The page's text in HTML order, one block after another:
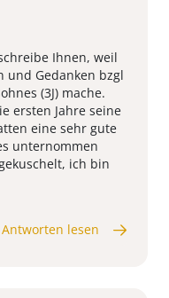
Ihnen, weil
und Gedanken bzgl
(3J) mache.
ersten Jahre seine
eine sehr gute
unternommen
ich bin
lesen